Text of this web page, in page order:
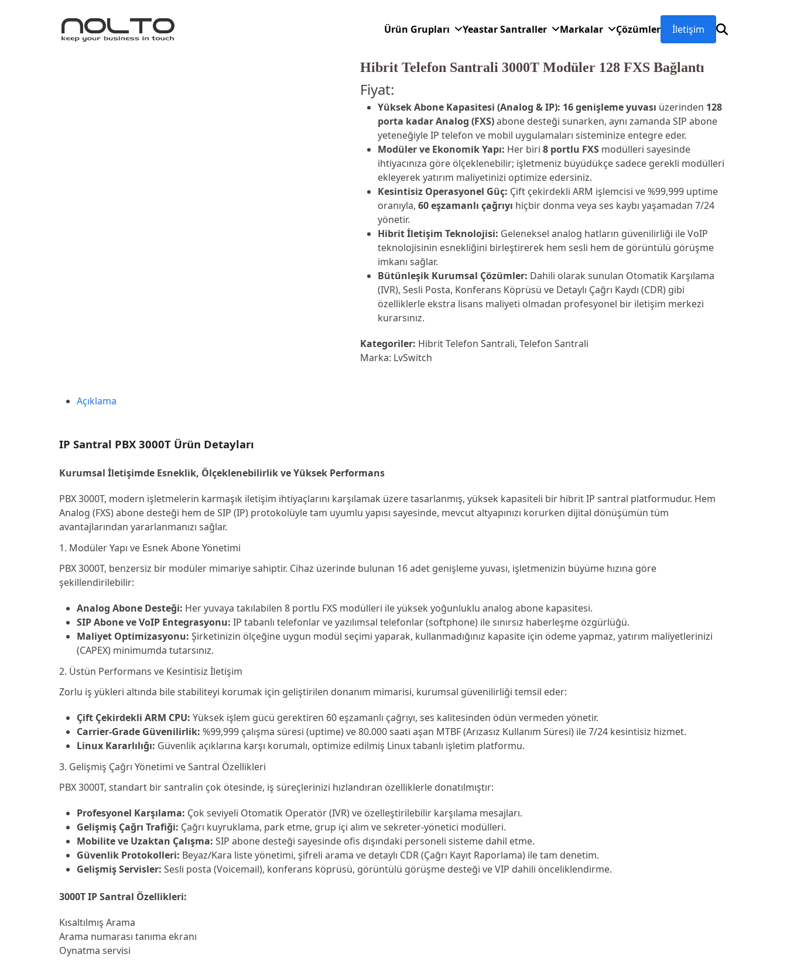
Ürün Grupları Yeastar Santraller Markalar Çözümler İletişim
Hibrit Telefon Santrali 3000T Modüler 128 FXS Bağlantı
Fiyat:
Yüksek Abone Kapasitesi (Analog & IP): 16 genişleme yuvası üzerinden 128
porta kadar Analog (FXS)abone desteği sunarken, aynı zamanda SIP abone
yeteneğiyle IP telefon ve mobil uygulamaları sisteminize entegre eder.
Modüler ve Ekonomik Yapı: Her biri 8 portlu FXSmodülleri sayesinde
ihtiyacınıza göre ölçeklenebilir; işletmeniz büyüdükçe sadece gerekli modülleri
ekleyerek yatırım maliyetinizi optimize edersiniz.
Kesintisiz Operasyonel Güç: Çift çekirdekli ARM işlemcisi ve %99,999 uptime
oranıyla, 60 eşzamanlı çağrıyı hiçbir donma veya ses kaybı yaşamadan 7/24
yönetir.
Hibrit İletişim Teknolojisi: Geleneksel analog hatların güvenilirliği ile VoIP
teknolojisinin esnekliğini birleştirerek hem sesli hem de görüntülü görüşme
imkanı sağlar.
Bütünleşik Kurumsal Çözümler: Dahili olarak sunulan Otomatik Karşılama
(IVR), Sesli Posta, Konferans Köprüsü ve Detaylı Çağrı Kaydı (CDR) gibi
özelliklerle ekstra lisans maliyeti olmadan profesyonel bir iletişim merkezi
kurarsınız.
Kategoriler: Hibrit Telefon Santrali, Telefon Santrali
Marka: LvSwitch
Açıklama
IP Santral PBX 3000T Ürün Detayları
Kurumsal İletişimde Esneklik, Ölçeklenebilirlik ve Yüksek Performans
PBX 3000T, modern işletmelerin karmaşık iletişim ihtiyaçlarını karşılamak üzere tasarlanmış, yüksek kapasiteli bir hibrit IP santral platformudur. Hem
Analog (FXS) abone desteği hem de SIP (IP) protokolüyle tam uyumlu yapısı sayesinde, mevcut altyapınızı korurken dijital dönüşümün tüm
avantajlarından yararlanmanızı sağlar.
1. Modüler Yapı ve Esnek Abone Yönetimi
PBX 3000T, benzersiz bir modüler mimariye sahiptir. Cihaz üzerinde bulunan 16 adet genişleme yuvası, işletmenizin büyüme hızına göre
şekillendirilebilir:
Analog Abone Desteği: Her yuvaya takılabilen 8 portlu FXS modülleri ile yüksek yoğunluklu analog abone kapasitesi.
SIP Abone ve VoIP Entegrasyonu: IP tabanlı telefonlar ve yazılımsal telefonlar (softphone) ile sınırsız haberleşme özgürlüğü.
Maliyet Optimizasyonu: Şirketinizin ölçeğine uygun modül seçimi yaparak, kullanmadığınız kapasite için ödeme yapmaz, yatırım maliyetlerinizi
(CAPEX) minimumda tutarsınız.
2. Üstün Performans ve Kesintisiz İletişim
Zorlu iş yükleri altında bile stabiliteyi korumak için geliştirilen donanım mimarisi, kurumsal güvenilirliği temsil eder:
Çift Çekirdekli ARM CPU: Yüksek işlem gücü gerektiren 60 eşzamanlı çağrıyı, ses kalitesinden ödün vermeden yönetir.
Carrier-Grade Güvenilirlik: %99,999 çalışma süresi (uptime) ve 80.000 saati aşan MTBF (Arızasız Kullanım Süresi) ile 7/24 kesintisiz hizmet.
Linux Kararlılığı: Güvenlik açıklarına karşı korumalı, optimize edilmiş Linux tabanlı işletim platformu.
3. Gelişmiş Çağrı Yönetimi ve Santral Özellikleri
PBX 3000T, standart bir santralin çok ötesinde, iş süreçlerinizi hızlandıran özelliklerle donatılmıştır:
Profesyonel Karşılama: Çok seviyeli Otomatik Operatör (IVR) ve özelleştirilebilir karşılama mesajları.
Gelişmiş Çağrı Trafiği: Çağrı kuyruklama, park etme, grup içi alım ve sekreter-yönetici modülleri.
Mobilite ve Uzaktan Çalışma: SIP abone desteği sayesinde ofis dışındaki personeli sisteme dahil etme.
Güvenlik Protokolleri: Beyaz/Kara liste yönetimi, şifreli arama ve detaylı CDR (Çağrı Kayıt Raporlama) ile tam denetim.
Gelişmiş Servisler: Sesli posta (Voicemail), konferans köprüsü, görüntülü görüşme desteği ve VIP dahili önceliklendirme.
3000T IP Santral Özellikleri:
Kısaltılmış Arama
Arama numarası tanıma ekranı
Oynatma servisi